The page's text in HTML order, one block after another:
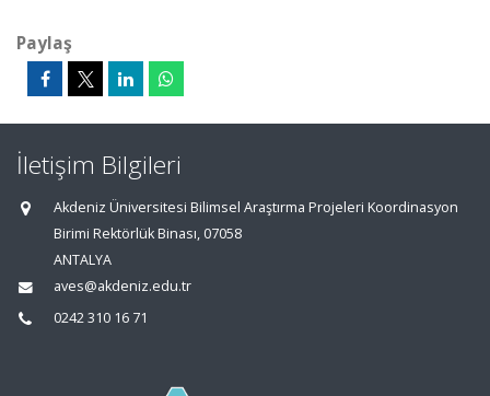
Paylaş
İletişim Bilgileri
Akdeniz Üniversitesi Bilimsel Araştırma Projeleri Koordinasyon
Birimi Rektörlük Binası, 07058
ANTALYA
aves@akdeniz.edu.tr
0242 310 16 71